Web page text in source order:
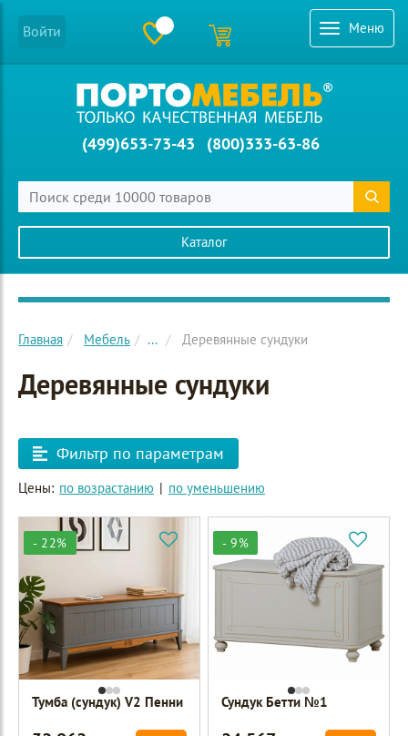
Меню
Войти
(499)653-73-43 (800)333-63-86
Каталог
Главное меню сайта
Главная Мебель ... Деревянные сундуки
Деревянные сундуки
Фильтр по параметрам
Цены: по возрастанию | по уменьшению
- 22%
Тумба (сундук) V2 Пенни
- 9%
Сундук Бетти №1